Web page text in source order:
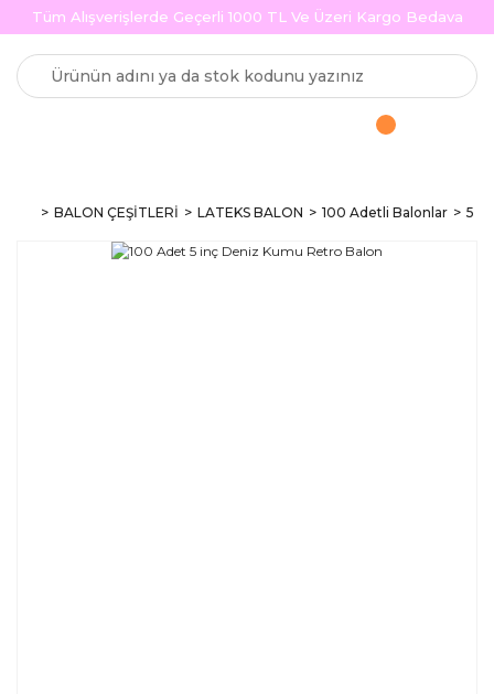
Tüm Alışverişlerde Geçerli 1000 TL Ve Üzeri Kargo Bedava
BALON ÇEŞİTLERİ LATEKS BALON 100 Adetli Balonlar 5